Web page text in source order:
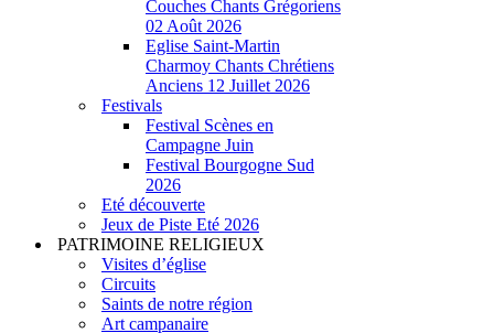
Couches Chants Grégoriens
02 Août 2026
Eglise Saint-Martin
Charmoy Chants Chrétiens
Anciens 12 Juillet 2026
Festivals
Festival Scènes en
Campagne Juin
Festival Bourgogne Sud
2026
Eté découverte
Jeux de Piste Eté 2026
PATRIMOINE RELIGIEUX
Visites d’église
Circuits
Saints de notre région
Art campanaire